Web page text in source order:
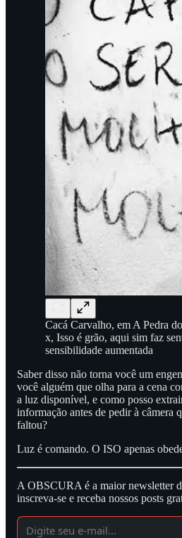
Cacá Carvalho, em A Pedra
x, Isso é grão, aqui sim faz
sensibilidade aumentada
Saber disso não torna você um
você alguém que olha para a cena
a luz disponível, e como posso
informação antes de pedir à câmera
faltou?
Luz é comando. O ISO apenas
A OBSCURA é a maior newsletter
inscreva-se e receba nossos posts